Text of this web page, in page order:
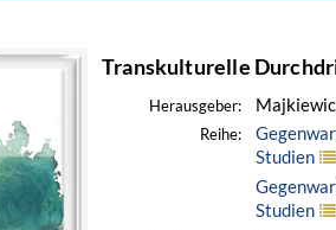
Transkulturelle
Herausgeber:
Reihe:
Studien
Studien